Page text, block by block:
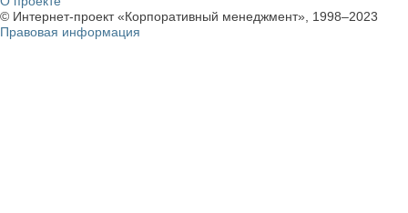
© Интернет-проект «Корпоративный менеджмент», 1998–2023
Правовая информация